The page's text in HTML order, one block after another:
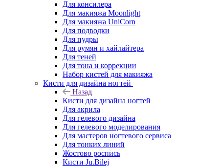
Для консилера
Для макияжа Moonlight
Для макияжа UniCorn
Для подводки
Для пудры
Для румян и хайлайтера
Для теней
Для тона и коррекции
Набор кистей для макияжа
Кисти для дизайна ногтей
Назад
Кисти для дизайна ногтей
Для акрила
Для гелевого дизайна
Для гелевого моделирования
Для мастеров ногтевого сервиса
Для тонких линий
Жостово роспись
Кисти Ju.Bilej